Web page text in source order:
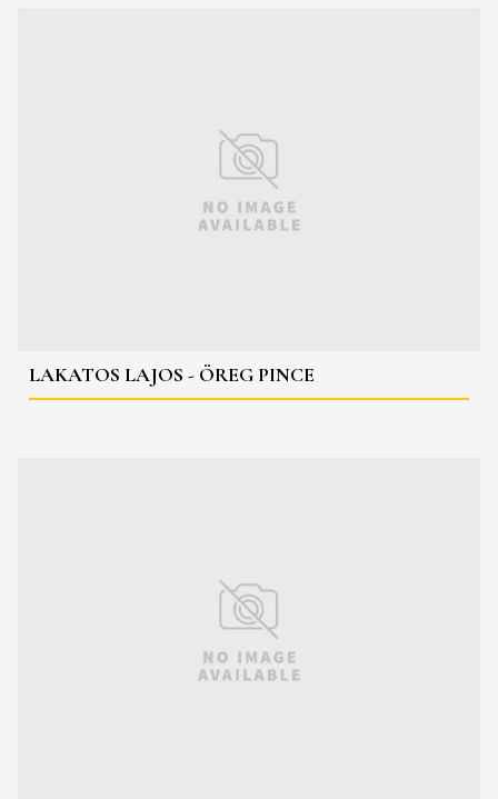
LAKATOS LAJOS - ÖREG PINCE